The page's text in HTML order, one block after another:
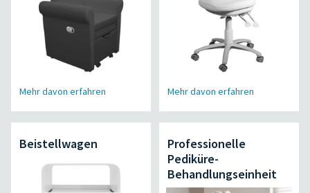
Mehr davon erfahren Mehr davon erfahren
Beistellwagen
Professionelle
Pediküre-
Behandlungseinheit